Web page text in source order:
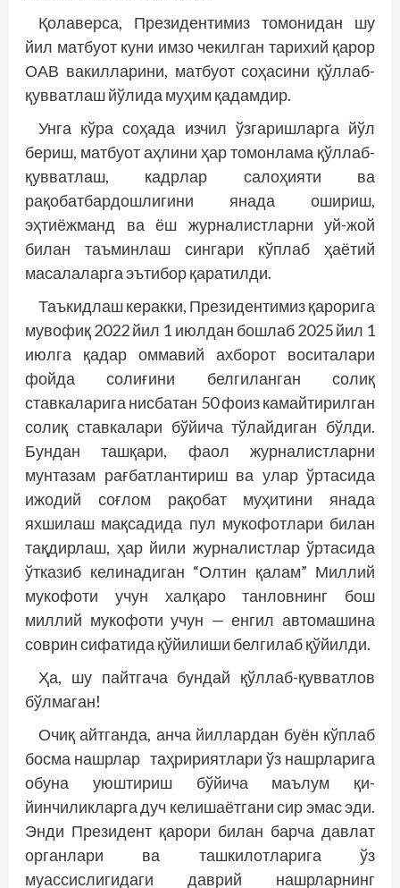
Қолаверса, Президентимиз томонидан шу
йил матбуот куни имзо чекилган тарихий қарор
ОАВ вакилларини, матбуот соҳасини қўллаб-
қувватлаш йўлида муҳим қадамдир.
Унга кўра соҳада изчил ўзгаришларга йўл
бериш, матбуот аҳлини ҳар томонлама қўллаб-
қувватлаш, кадр­лар салоҳияти ва
рақобатбардошлигини янада ошириш,
эҳтиёжманд ва ёш журналистларни уй-жой
билан таъминлаш сингари кўп­лаб ҳаётий
масалаларга эътибор қаратилди.
Таъкидлаш керакки, Президентимиз қарорига
мувофиқ 2022 йил 1 июлдан бошлаб 2025 йил 1
июлга қадар оммавий ахборот воситалари
фойда солиғини белгиланган солиқ
ставкаларига нисбатан 50 фоиз камайтирилган
солиқ ставкалари бўйича тўлайдиган бўлди.
Бундан ташқари, фаол журналистларни
мунтазам рағбатлантириш ва улар ўртасида
ижодий соғлом рақобат муҳитини янада
яхшилаш мақсадида пул мукофотлари билан
тақдирлаш, ҳар йили журналистлар ўртасида
ўтказиб келинадиган “Олтин қалам” Миллий
мукофоти учун халқаро танловнинг бош
миллий мукофоти учун — енгил автомашина
соврин сифатида қўйилиши белгилаб қўйилди.
Ҳа, шу пайтгача бундай қўллаб-қувватлов
бўлмаган!
Очиқ айтганда, анча йиллардан буён кўп­лаб
босма нашрлар таҳририятлари ўз нашрларига
обуна уюштириш бўйича маълум қи­
йинчиликларга дуч келишаётгани сир эмас эди.
Энди Президент қарори билан барча давлат
органлари ва ташкилотларига ўз
муассислигидаги даврий нашрларнинг